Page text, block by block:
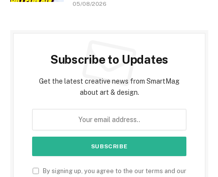
05/08/2026
Subscribe to Updates
Get the latest creative news from SmartMag
about art & design.
By signing up, you agree to the our terms and our